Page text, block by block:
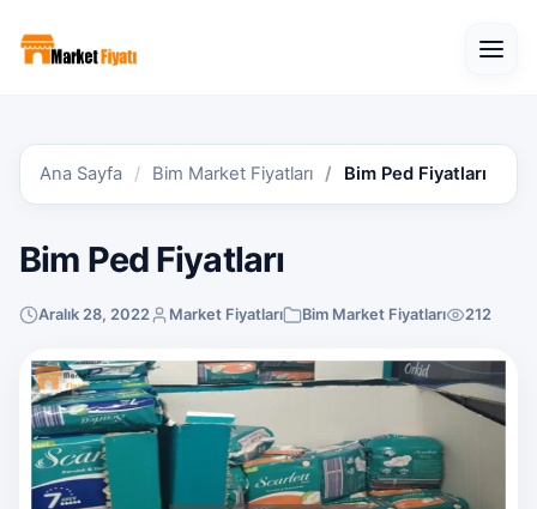
Ana Sayfa Bim Market Fiyatları Bim Ped Fiyatları
Bim Ped Fiyatları
Aralık 28, 2022 Market Fiyatları Bim Market Fiyatları 212